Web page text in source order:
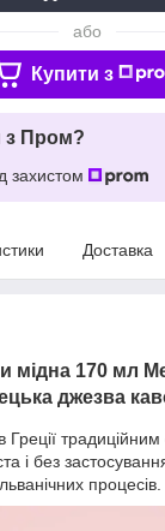
або
Купити з
з Пром?
захистом
Доставка
мідна 170 мл
джезва
Греції
і без
процесів.